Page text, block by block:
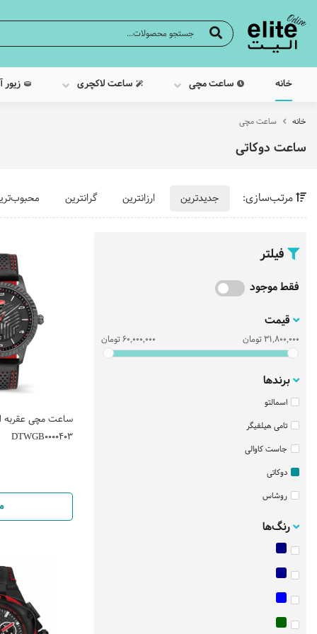
خانه ساعت مچی ساعت لاکچری
خانه ساعت مچی
ساعت دوکاتی
مرتب‌سازی: جدیدترین ارزانترین گرانترین
فیلتر
فقط موجود
قیمت
31,800,000تومان 60,000,000تومان
برندها
اسمالتو
تامی هیلفیگر
جاست کاوالی
دوکاتی
روشاس
ساعت اسپریت
ساعت سیتیزن
سانتانوره
سیکو
رنگ‌ها
ساعت مچی عقربه
DTWGB0000403